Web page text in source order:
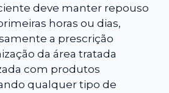
deve manter repouso
horas ou dias,
a prescrição
da área tratada
com produtos
qualquer tipo de